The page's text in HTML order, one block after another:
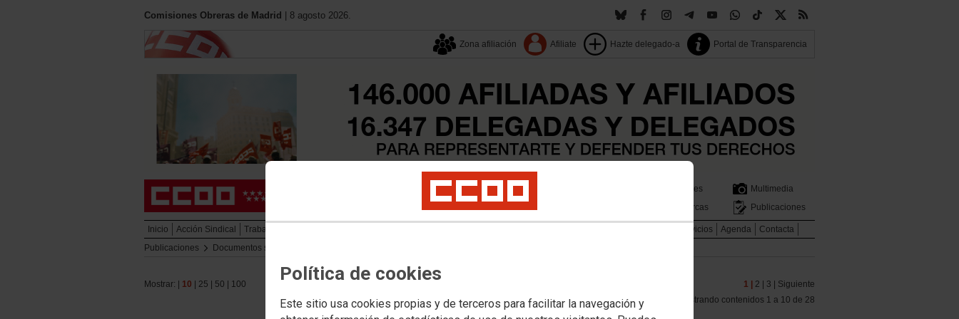
Política de cookies
Este sitio usa cookies propias y de terceros para facilitar la navegación y
Comisiones Obreras de Madrid | 8 agosto 2026.
Zona afiliación Afiliate Hazte delegado-a Portal de Transparencia
13º Congreso Sectores
Multimedia
Comarcas Publicaciones
Inicio Acción Sindical Trabajo Tus Servicios Agenda
Contacta
Publicaciones
Documentos secciones
Mostrar: | 10 25 50 100 1 | 2 | 3 |
Siguiente
Mostrando contenidos 1 a 10 de 28